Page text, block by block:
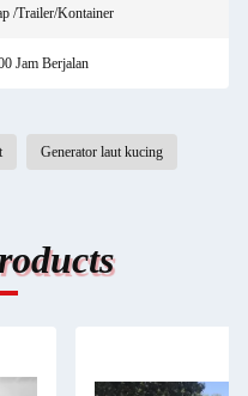
/Trailer/Kontainer
Jam Berjalan
Generator laut kucing